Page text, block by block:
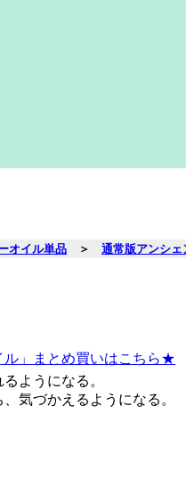
オイル単品 ＞ 通常版アンシ
」まとめ買いはこちら★
ようになる。
気づかえるようになる。